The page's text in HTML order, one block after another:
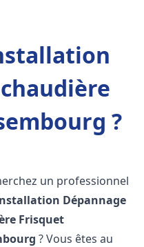
?
un professionnel
Dépannage
Frisquet
? Vous êtes au